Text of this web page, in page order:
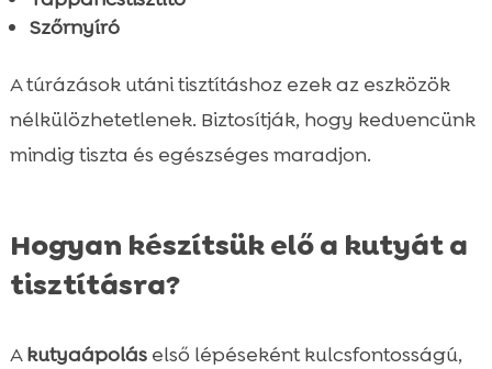
Szőrnyíró
A túrázások utáni tisztításhoz ezek az eszközök
nélkülözhetetlenek. Biztosítják, hogy kedvencünk
mindig tiszta és egészséges maradjon.
Hogyan készítsük elő a kutyát a
tisztításra?
Akutyaápoláselső lépéseként kulcsfontosságú,